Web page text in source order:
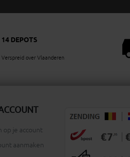
14 DEPOTS
Verspreid over Vlaanderen
op je account
aanmaken